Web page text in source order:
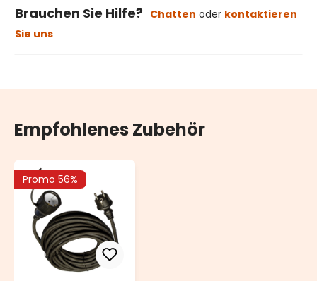
Brauchen Sie Hilfe? Chatten oder kontaktieren
Sie uns
Empfohlenes Zubehör
Promo 56%